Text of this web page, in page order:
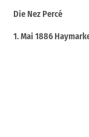
Die Nez Percé
1. Mai 1886